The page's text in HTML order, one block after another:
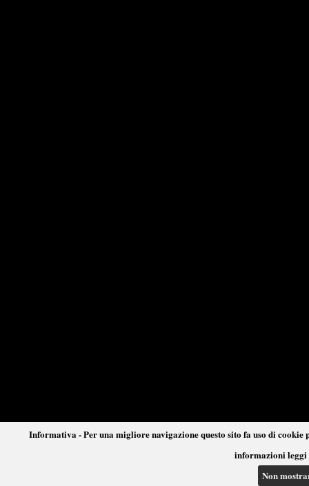
Informativa - Per una migliore navigazione questo sito fa uso di
informazioni leggi
Non